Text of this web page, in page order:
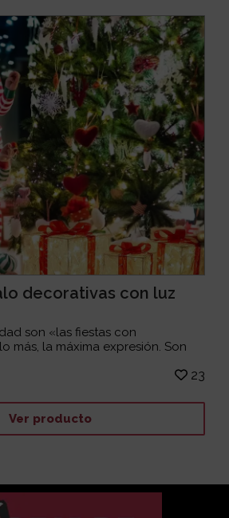
decorativas con luz
son «las fiestas con
más, la máxima expresión. Son
23
Ver producto